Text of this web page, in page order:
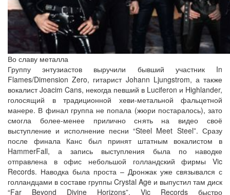
Во славу металла
Группу энтузиастов выручили бывший участник In
Flames/Dimension Zero, гитарист Johann Ljungstrom, а также
вокалист Joacim Cans, некогда певший в Luciferon и Highlander,
голосящий в традиционной хеви-метальной фальцетной
манере. В финал группа не попала (жюри постаралось), зато
смогла более-менее прилично снять на видео своё
выступление и исполнение песни “Steel Meet Steel”. Сразу
после финала Канс был принят штатным вокалистом в
HammerFall, а запись выступления была по наводке
отправлена в офис небольшой голландский фирмы Vic
Records. Наводка была проста – Дронжак уже связывался с
голландцами в составе группы Crystal Age и выпустил там диск
“Far Beyond Divine Horizons”. Vic Records быстро